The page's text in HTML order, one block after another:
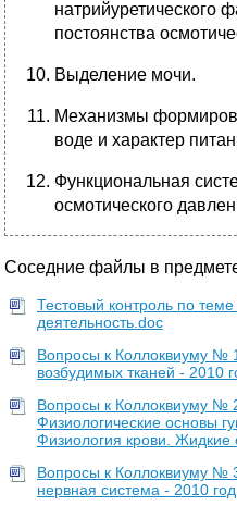
натрийуретического
постоянства
Выделение мочи.
Механизмы
воде и характер
Функциональная
осмотического
Соседние файлы в
Тестовый контроль по
деятельность.doc
Вопросы к Коллоквиуму №
возбудимых тканей - 2010
Вопросы к Коллоквиуму №
Физиологические основы
Физиология крови. Жидкие
Вопросы к Коллоквиуму №
нервная система - 2010